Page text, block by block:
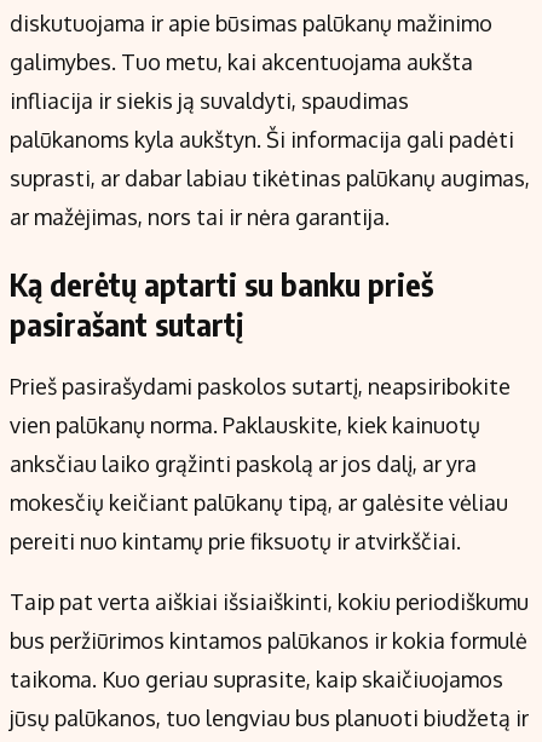
diskutuojama ir apie būsimas palūkanų mažinimo
galimybes. Tuo metu, kai akcentuojama aukšta
infliacija ir siekis ją suvaldyti, spaudimas
palūkanoms kyla aukštyn. Ši informacija gali padėti
suprasti, ar dabar labiau tikėtinas palūkanų augimas,
ar mažėjimas, nors tai ir nėra garantija.
Ką derėtų aptarti su banku prieš
pasirašant sutartį
Prieš pasirašydami paskolos sutartį, neapsiribokite
vien palūkanų norma. Paklauskite, kiek kainuotų
anksčiau laiko grąžinti paskolą ar jos dalį, ar yra
mokesčių keičiant palūkanų tipą, ar galėsite vėliau
pereiti nuo kintamų prie fiksuotų ir atvirkščiai.
Taip pat verta aiškiai išsiaiškinti, kokiu periodiškumu
bus peržiūrimos kintamos palūkanos ir kokia formulė
taikoma. Kuo geriau suprasite, kaip skaičiuojamos
jūsų palūkanos, tuo lengviau bus planuoti biudžetą ir